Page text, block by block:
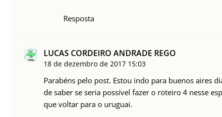
Resposta
LUCAS CORDEIRO ANDRADE REGO
18 de dezembro de 2017 15:03
Parabéns pelo post. Estou indo para buenos aires
de saber se seria possível fazer o roteiro 4 nesse
que voltar para o uruguai.